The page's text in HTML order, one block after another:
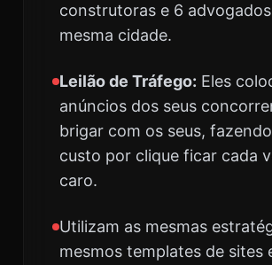
construtoras e 6
mesma cidade.
Leilão de Tráfego: Eles
anúncios dos seus
brigar com os seus,
custo por clique ficar cada
caro.
Utilizam as mesmas
mesmos templates de sites